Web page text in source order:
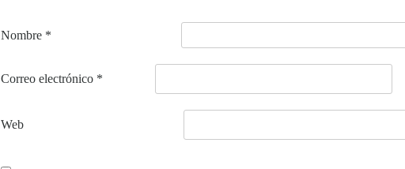
Nombre *
Correo electrónico *
Web